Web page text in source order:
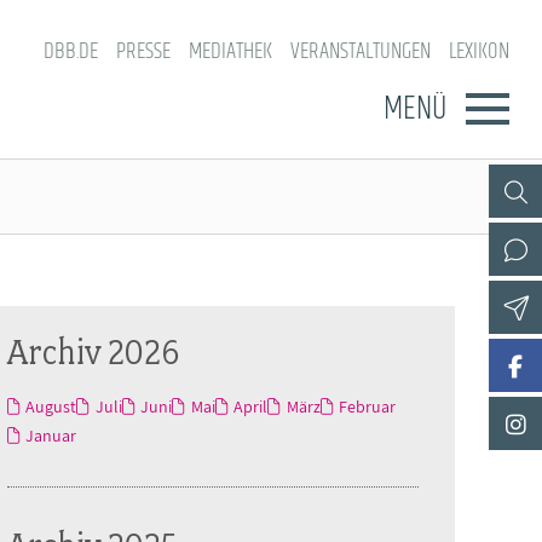
DBB.DE PRESSE MEDIATHEK VERANSTALTUNGEN LEXIKON
MENÜ
Archiv 2026
August Juli Juni Mai April März
Februar
Januar